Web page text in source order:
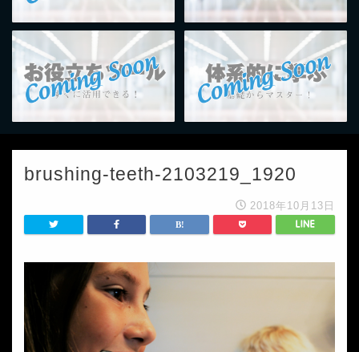
brushing-teeth-2103219_1920
2018年10月13日